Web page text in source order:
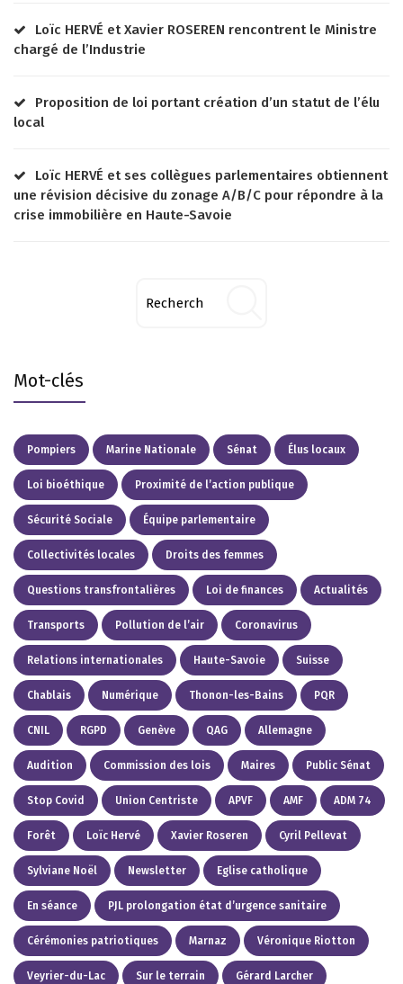
Loïc HERVÉ et Xavier ROSEREN rencontrent le Ministre
chargé de l’Industrie
Proposition de loi portant création d’un statut de l’élu
local
Loïc HERVÉ et ses collègues parlementaires obtiennent
une révision décisive du zonage A/B/C pour répondre à la
crise immobilière en Haute-Savoie
Mot-clés
Pompiers Marine Nationale Sénat Élus locaux
Loi bioéthique Proximité de l’action publique
Sécurité Sociale Équipe parlementaire
Collectivités locales Droits des femmes
Questions transfrontalières Loi de finances Actualités
Transports Pollution de l’air Coronavirus
Relations internationales Haute-Savoie Suisse
Chablais Numérique Thonon-les-Bains PQR
CNIL RGPD Genève QAG Allemagne
Audition Commission des lois Maires Public Sénat
Stop Covid Union Centriste APVF AMF ADM 74
Forêt Loïc Hervé Xavier Roseren Cyril Pellevat
Sylviane Noël Newsletter Eglise catholique
En séance PJL prolongation état d’urgence sanitaire
Cérémonies patriotiques Marnaz Véronique Riotton
Veyrier-du-Lac Sur le terrain Gérard Larcher